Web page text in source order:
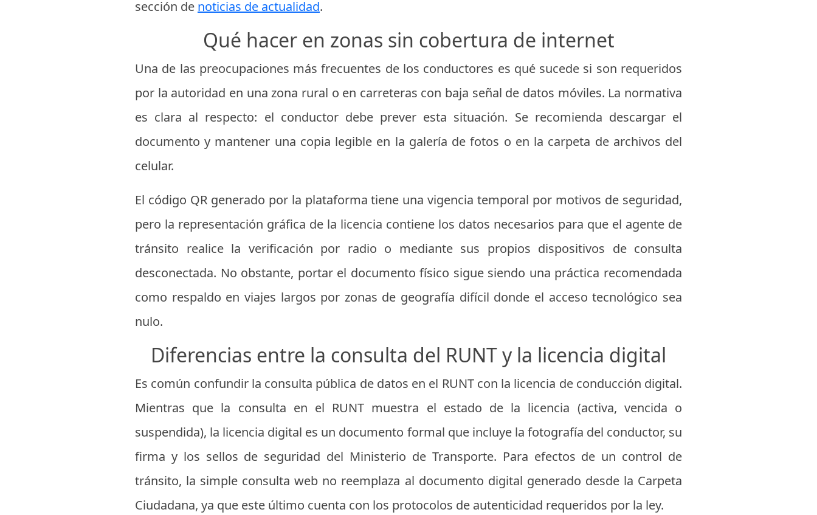
sección de noticias de actualidad.
Qué hacer en zonas sin cobertura de internet
Una de las preocupaciones más frecuentes de los conductores es qué sucede si son requeridos
por la autoridad en una zona rural o en carreteras con baja señal de datos móviles. La normativa
es clara al respecto: el conductor debe prever esta situación. Se recomienda descargar el
documento y mantener una copia legible en la galería de fotos o en la carpeta de archivos del
celular.
El código QR generado por la plataforma tiene una vigencia temporal por motivos de seguridad,
pero la representación gráfica de la licencia contiene los datos necesarios para que el agente de
tránsito realice la verificación por radio o mediante sus propios dispositivos de consulta
desconectada. No obstante, portar el documento físico sigue siendo una práctica recomendada
como respaldo en viajes largos por zonas de geografía difícil donde el acceso tecnológico sea
nulo.
Diferencias entre la consulta del RUNT y la licencia digital
Es común confundir la consulta pública de datos en el RUNT con la licencia de conducción digital.
Mientras que la consulta en el RUNT muestra el estado de la licencia (activa, vencida o
suspendida), la licencia digital es un documento formal que incluye la fotografía del conductor, su
firma y los sellos de seguridad del Ministerio de Transporte. Para efectos de un control de
tránsito, la simple consulta web no reemplaza al documento digital generado desde la Carpeta
Ciudadana, ya que este último cuenta con los protocolos de autenticidad requeridos por la ley.